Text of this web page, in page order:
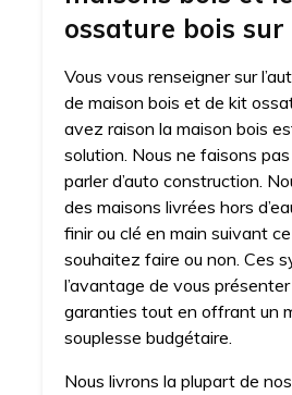
ossature bois sur
Vous vous renseigner sur
de maison bois et de kit
avez raison la maison bois
solution. Nous ne faisons
parler d’auto construction.
des maisons livrées hors
finir ou clé en main suivant
souhaitez faire ou non. Ces
l’avantage de vous
garanties tout en offrant un
souplesse budgétaire.
Nous livrons la plupart de